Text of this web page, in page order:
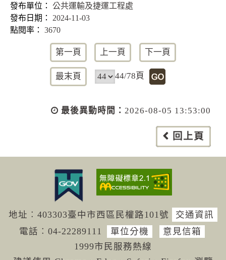
公共運輸及捷運工程處
2024-11-03
3670
第一頁 上一頁 下一頁
最末頁 44/78頁
最後異動時間： 2026-08-05 13:53:00
回上頁
地址︰403303臺中市西區民權路101號
交通資訊
電話︰04-22289111 單位分機
意見信箱
1999市民服務熱線